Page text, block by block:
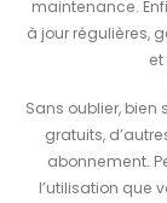
maintenance.
à jour régulières,
Sans oublier, bien
gratuits,
abonnement.
l’utilisation que